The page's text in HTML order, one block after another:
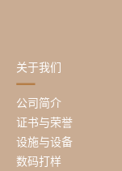
关于我们
公司简介
证书与荣誉
设施与设备
数码打样